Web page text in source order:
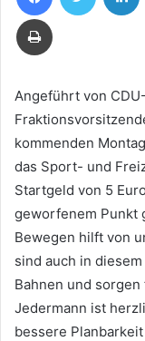
E-
Drucken
Angeführt von
kommenden
das Sport- und
Startgeld von 5
geworfenem Punkt
Bewegen hilft von
sind auch in
Bahnen und
Jedermann ist
bessere